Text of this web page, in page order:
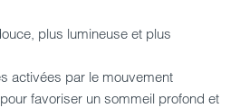
plus lumineuse et plus
activées par le mouvement
favoriser un sommeil profond et